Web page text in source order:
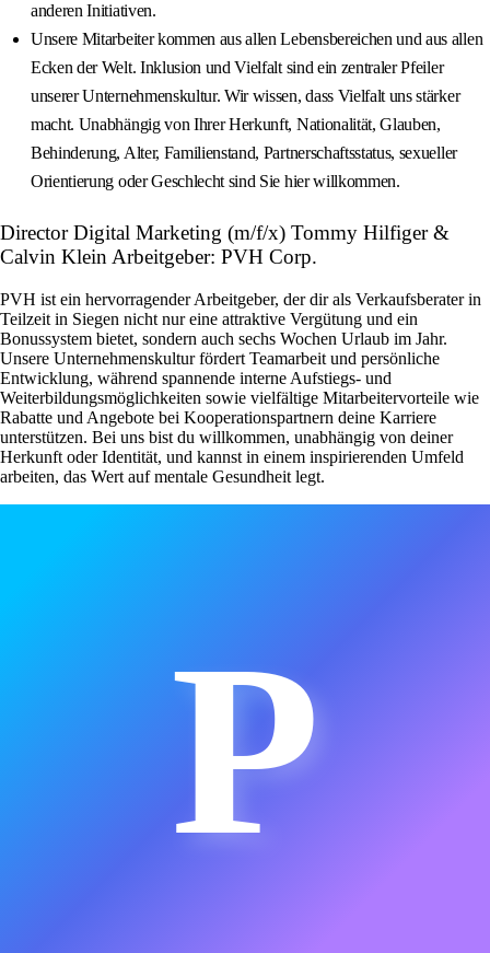
anderen Initiativen.
Unsere Mitarbeiter kommen aus allen Lebensbereichen und aus allen
Ecken der Welt. Inklusion und Vielfalt sind ein zentraler Pfeiler
unserer Unternehmenskultur. Wir wissen, dass Vielfalt uns stärker
macht. Unabhängig von Ihrer Herkunft, Nationalität, Glauben,
Behinderung, Alter, Familienstand, Partnerschaftsstatus, sexueller
Orientierung oder Geschlecht sind Sie hier willkommen.
Director Digital Marketing (m/f/x) Tommy Hilfiger &
Calvin Klein Arbeitgeber: PVH Corp.
PVH ist ein hervorragender Arbeitgeber, der dir als Verkaufsberater in
Teilzeit in Siegen nicht nur eine attraktive Vergütung und ein
Bonussystem bietet, sondern auch sechs Wochen Urlaub im Jahr.
Unsere Unternehmenskultur fördert Teamarbeit und persönliche
Entwicklung, während spannende interne Aufstiegs- und
Weiterbildungsmöglichkeiten sowie vielfältige Mitarbeitervorteile wie
Rabatte und Angebote bei Kooperationspartnern deine Karriere
unterstützen. Bei uns bist du willkommen, unabhängig von deiner
Herkunft oder Identität, und kannst in einem inspirierenden Umfeld
arbeiten, das Wert auf mentale Gesundheit legt.
P